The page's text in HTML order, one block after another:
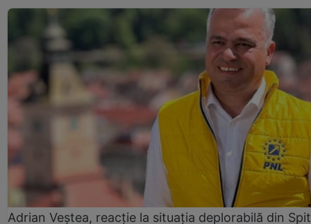
Adrian Veștea, reacție la situația deplorabilă din